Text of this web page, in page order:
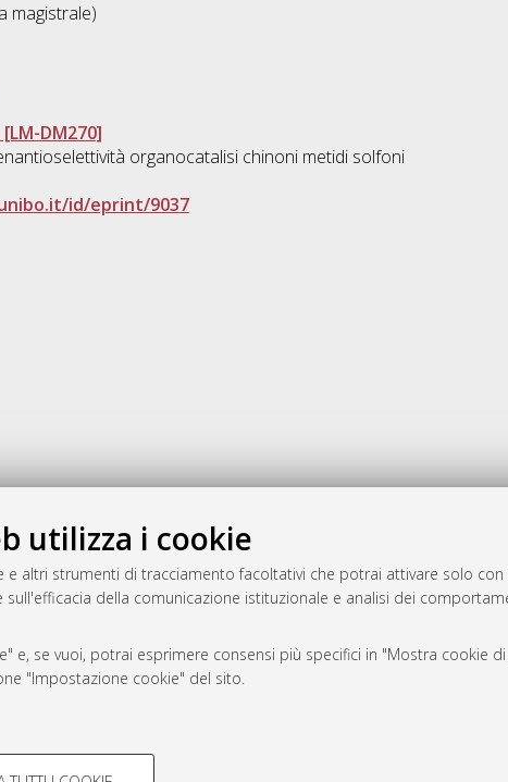
utilizza i cookie
altri strumenti di tracciamento facoltativi che potrai attivare solo
della comunicazione istituzionale e analisi dei
e, se vuoi, potrai esprimere consensi più specifici in "Mostra cookie
"Impostazione cookie" del sito.
COOKIE TECNICI - NECESSARI
magistrale)
DM270]
organocatalisi chinoni metidi solfoni
id/eprint/9037
documento: